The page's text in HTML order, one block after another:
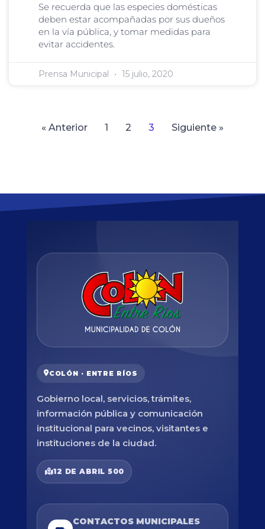
Se recuerda que las especies domésticas
deben estar acompañadas por sus dueños
en la vía pública, y tomar medidas para
evitar accidentes.
Prensa Municipal 15 julio, 2020
« Anterior 1 2 3 Siguiente »
COLÓN · ENTRE RÍOS
Gobierno local, servicios, trámites,
información pública y comunicación
institucional para vecinos, visitantes e
instituciones de la ciudad.
12 DE ABRIL 500
CONTACTOS MUNICIPALES